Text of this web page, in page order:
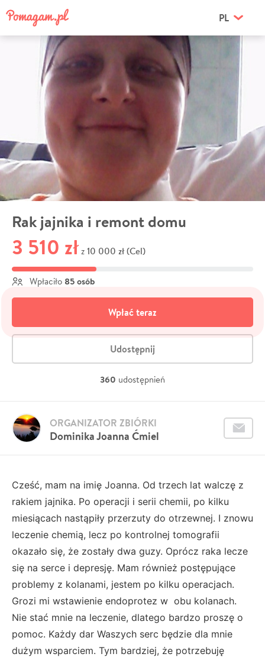
PL
Rak jajnika i remont domu
3 510 zł z 10 000 zł (Cel)
Wpłaciło 85 osób
Wpłać teraz
Udostępnij
360 udostępnień
Dominika Joanna Ćmiel
ORGANIZATOR ZBIÓRKI
Cześć, mam na imię Joanna. Od trzech lat walczę z
rakiem jajnika. Po operacji i serii chemii, po kilku
miesiącach nastąpiły przerzuty do otrzewnej. I znowu
leczenie chemią, lecz po kontrolnej tomografii
okazało się, że zostały dwa guzy. Oprócz raka lecze
się na serce i depresję. Mam również postępujące
problemy z kolanami, jestem po kilku operacjach.
Grozi mi wstawienie endoprotez w obu kolanach.
Nie stać mnie na leczenie, dlatego bardzo proszę o
pomoc. Każdy dar Waszych serc będzie dla mnie
dużym wsparciem. Tym bardziej, że potrzebuję